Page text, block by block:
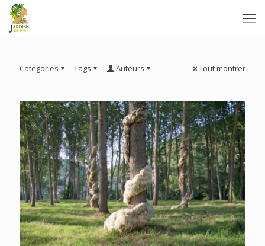
Categories Tags Auteurs Tout montrer